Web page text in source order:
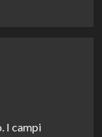
I campi